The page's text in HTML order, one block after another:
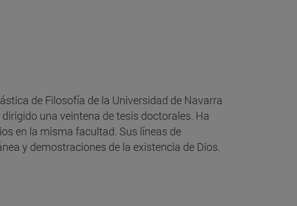
de Filosofía de la Universidad de Navarra
una veintena de tesis doctorales. Ha
en la misma facultad. Sus líneas de
y demostraciones de la existencia de Dios.